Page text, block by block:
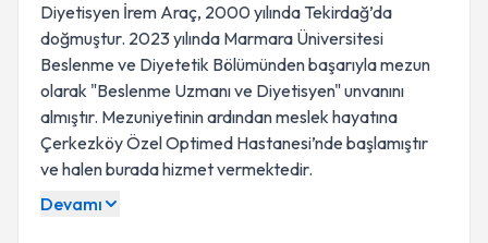
Diyetisyen İrem Araç, 2000 yılında Tekirdağ’da
doğmuştur. 2023 yılında Marmara Üniversitesi
Beslenme ve Diyetetik Bölümünden başarıyla mezun
olarak "Beslenme Uzmanı ve Diyetisyen" unvanını
almıştır. Mezuniyetinin ardından meslek hayatına
Çerkezköy Özel Optimed Hastanesi’nde başlamıştır
ve halen burada hizmet vermektedir.
Devamı